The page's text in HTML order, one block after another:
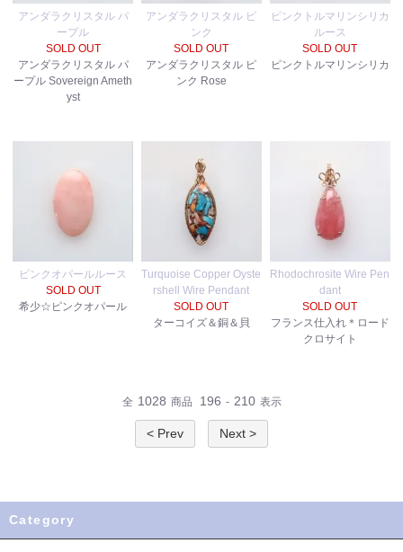
アンダラクリスタル パ
ープル
SOLD OUT
アンダラクリスタル パ
ープル Sovereign Ameth
yst
アンダラクリスタル ピ
ンク
SOLD OUT
アンダラクリスタル ピ
ンク Rose
ピンクトルマリンシリカ
ルース
SOLD OUT
ピンクトルマリンシリカ
ピンクオパールルース
SOLD OUT
希少☆ピンクオパール
Turquoise Copper Oyste
rshell Wire Pendant
SOLD OUT
ターコイズ＆銅＆貝
Rhodochrosite Wire Pen
dant
SOLD OUT
フランス仕入れ＊ロード
クロサイト
全 1028 商品 196 - 210 表示
< Prev Next >
Category